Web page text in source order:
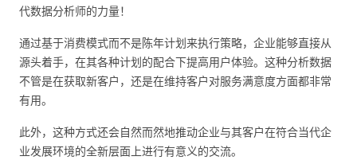
代数据分析师的力量！
通过基于消费模式而不是陈年计划来执行策略，企业能够直接从
源头着手，在其各种计划的配合下提高用户体验。这种分析数据
不管是在获取新客户，还是在维持客户对服务满意度方面都非常
有用。
此外，这种方式还会自然而然地推动企业与其客户在符合当代企
业发展环境的全新层面上进行有意义的交流。